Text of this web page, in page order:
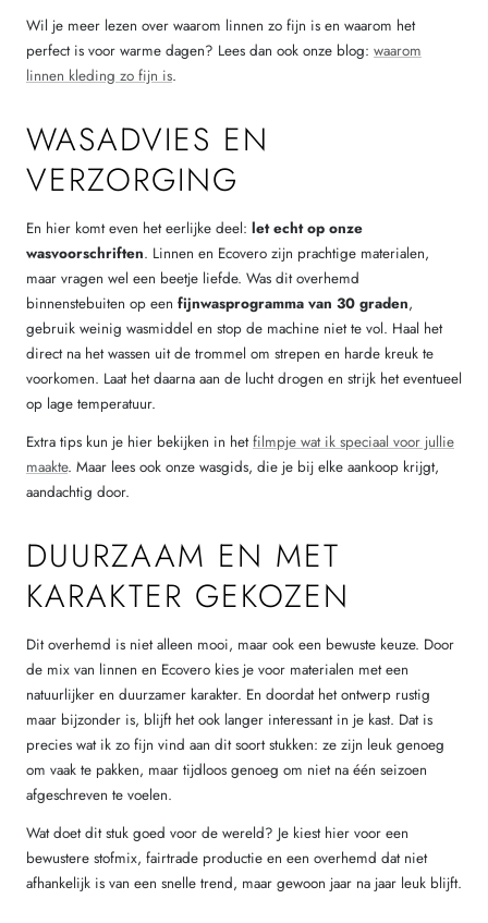
Wil je meer lezen over waarom linnen zo fijn is en waarom het
perfect is voor warme dagen? Lees dan ook onze blog: waarom
linnen kleding zo fijn is.
WASADVIES EN
VERZORGING
En hier komt even het eerlijke deel: let echt op onze
wasvoorschriften. Linnen en Ecovero zijn prachtige materialen,
maar vragen wel een beetje liefde. Was dit overhemd
binnenstebuiten op een fijnwasprogramma van 30 graden,
gebruik weinig wasmiddel en stop de machine niet te vol. Haal het
direct na het wassen uit de trommel om strepen en harde kreuk te
voorkomen. Laat het daarna aan de lucht drogen en strijk het eventueel
op lage temperatuur.
Extra tips kun je hier bekijken in hetfilmpje wat ik speciaal voor jullie
maakte. Maar lees ook onze wasgids, die je bij elke aankoop krijgt,
aandachtig door.
DUURZAAM EN MET
KARAKTER GEKOZEN
Dit overhemd is niet alleen mooi, maar ook een bewuste keuze. Door
de mix van linnen en Ecovero kies je voor materialen met een
natuurlijker en duurzamer karakter. En doordat het ontwerp rustig
maar bijzonder is, blijft het ook langer interessant in je kast. Dat is
precies wat ik zo fijn vind aan dit soort stukken: ze zijn leuk genoeg
om vaak te pakken, maar tijdloos genoeg om niet na één seizoen
afgeschreven te voelen.
Wat doet dit stuk goed voor de wereld? Je kiest hier voor een
bewustere stofmix, fairtrade productie en een overhemd dat niet
afhankelijk is van een snelle trend, maar gewoon jaar na jaar leuk blijft.